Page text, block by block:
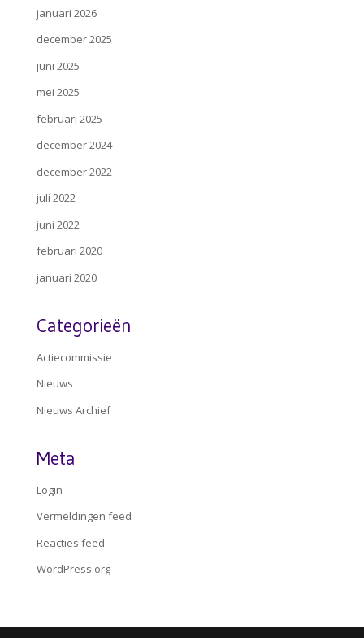
januari 2026
december 2025
juni 2025
mei 2025
februari 2025
december 2024
december 2022
juli 2022
juni 2022
februari 2020
januari 2020
Categorieën
Actiecommissie
Nieuws
Nieuws Archief
Meta
Login
Vermeldingen feed
Reacties feed
WordPress.org